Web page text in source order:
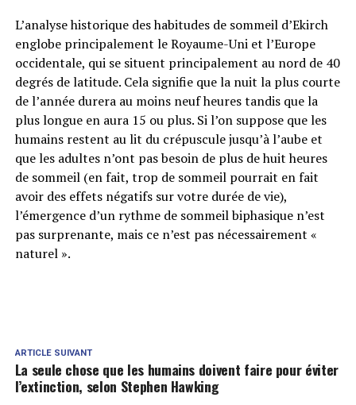
L’analyse historique des habitudes de sommeil d’Ekirch
englobe principalement le Royaume-Uni et l’Europe
occidentale, qui se situent principalement au nord de 40
degrés de latitude. Cela signifie que la nuit la plus courte
de l’année durera au moins neuf heures tandis que la
plus longue en aura 15 ou plus. Si l’on suppose que les
humains restent au lit du crépuscule jusqu’à l’aube et
que les adultes n’ont pas besoin de plus de huit heures
de sommeil (en fait, trop de sommeil pourrait en fait
avoir des effets négatifs sur votre durée de vie),
l’émergence d’un rythme de sommeil biphasique n’est
pas surprenante, mais ce n’est pas nécessairement «
naturel ».
ARTICLE SUIVANT
La seule chose que les humains doivent faire pour éviter
l’extinction, selon Stephen Hawking